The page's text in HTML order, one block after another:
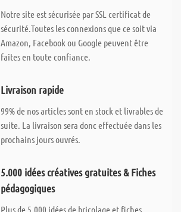
Notre site est sécurisée par SSL certificat de
sécurité.Toutes les connexions que ce soit via
Amazon, Facebook ou Google peuvent être
faites en toute confiance.
Livraison rapide
99% de nos articles sont en stock et livrables de
suite. La livraison sera donc effectuée dans les
prochains jours ouvrés.
5.000 idées créatives gratuites & Fiches
pédagogiques
Plus de 5.000 idées de bricolage et fiches